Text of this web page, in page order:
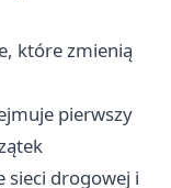
które zmienią
pierwszy
sieci drogowej i